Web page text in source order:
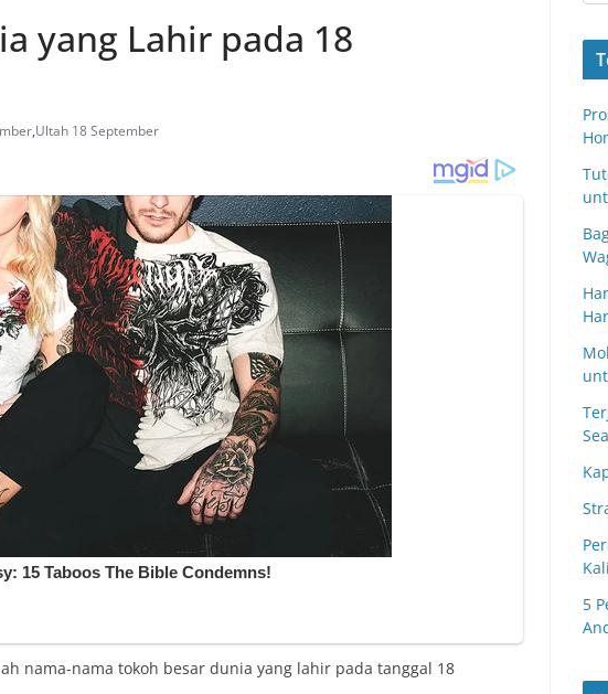
yang Lahir pada 18
,Ultah 18 September
nama-nama tokoh besar dunia yang lahir pada tanggal 18
5